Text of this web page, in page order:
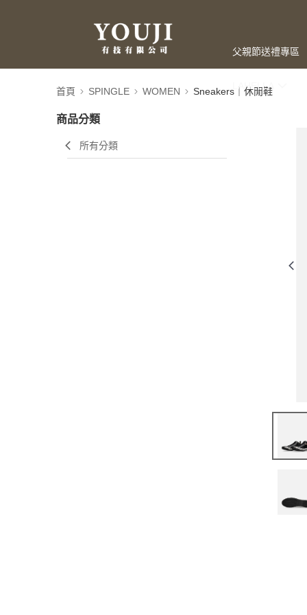
父親節送禮專區
LAHELLA
首頁 SPINGLE WOMEN Sneakers｜休閒鞋
商品分類
所有分類